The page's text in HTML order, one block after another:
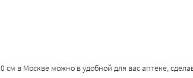
в Москве можно в удобной для вас аптеке,